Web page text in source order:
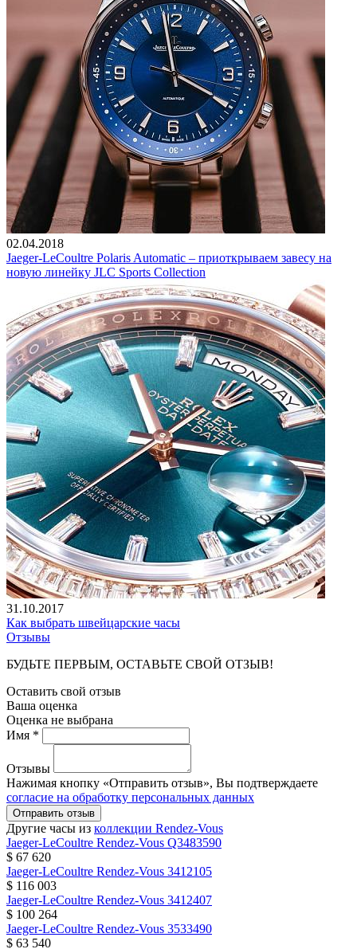
02.04.2018
Jaeger-LeCoultre Polaris Automatic – приоткрываем завесу на
новую линейку JLC Sports Collection
31.10.2017
Как выбрать швейцарские часы
Отзывы
БУДЬТЕ ПЕРВЫМ, ОСТАВЬТЕ СВОЙ ОТЗЫВ!
Оставить свой отзыв
Ваша оценка
Оценка не выбрана
Имя *
Отзывы
Нажимая кнопку «Отправить отзыв», Вы подтверждаете
согласие на обработку персональных данных
Отправить отзыв
Другие часы из коллекции Rendez-Vous
Jaeger-LeCoultre Rendez-Vous Q3483590
$ 67 620
Jaeger-LeCoultre Rendez-Vous 3412105
$ 116 003
Jaeger-LeCoultre Rendez-Vous 3412407
$ 100 264
Jaeger-LeCoultre Rendez-Vous 3533490
$ 63 540